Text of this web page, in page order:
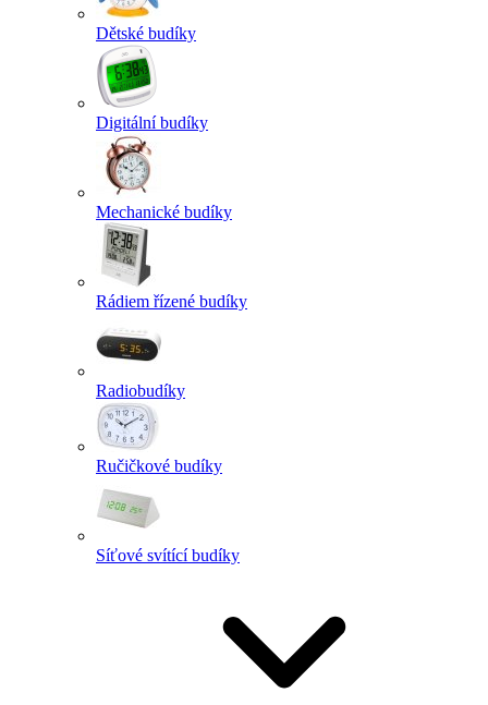
Dětské budíky
Digitální budíky
Mechanické budíky
Rádiem řízené budíky
Radiobudíky
Ručičkové budíky
Síťové svítící budíky